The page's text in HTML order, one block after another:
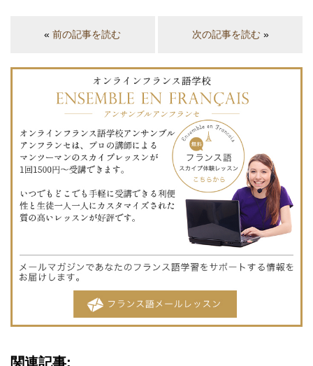
«前の記事を読む 次の記事を読む»
関連記事: